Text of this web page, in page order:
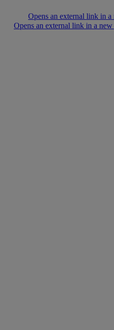
مركز الإعلام Opens an external link in a new